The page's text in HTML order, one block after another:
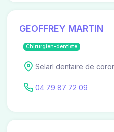
GEOFFREY MARTIN
Chirurgien-dentiste
Selarl dentaire de
04 79 87 72 09